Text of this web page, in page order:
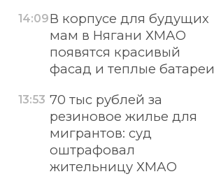
14:09В корпусе для будущих
мам в Нягани ХМАО
появятся красивый
фасад и теплые батареи
13:53 70 тыс рублей за
резиновое жилье для
мигрантов: суд
оштрафовал
жительницу ХМАО